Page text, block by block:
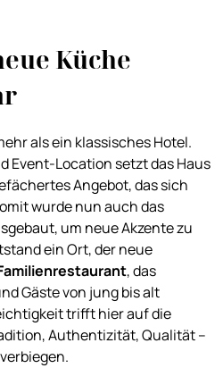
Küche
als ein klassisches Hotel.
Event-Location setzt das Haus
Angebot, das sich
wurde nun auch das
um neue Akzente zu
ein Ort, der neue
, das
Gäste von jung bis alt
trifft hier auf die
Authentizität, Qualität –